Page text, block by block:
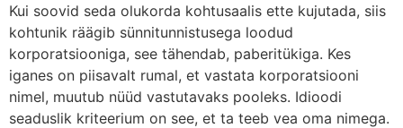
Kui soovid seda olukorda kohtusaalis ette kujutada, siis
kohtunik räägib sünnitunnistusega loodud
korporatsiooniga, see tähendab, paberitükiga. Kes
iganes on piisavalt rumal, et vastata korporatsiooni
nimel, muutub nüüd vastutavaks pooleks. Idioodi
seaduslik kriteerium on see, et ta teeb vea oma nimega.